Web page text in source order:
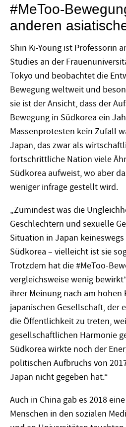
#MeToo-
anderen
Shin Ki-Young ist Professorin
Studies an der
Tokyo und beobachtet die
Bewegung weltweit und
sie ist der Ansicht, dass der
Bewegung in Südkorea ein
Massenprotesten kein Zufall
Japan, das zwar als
fortschrittliche Nation viele
Südkorea aufweist, wo aber
weniger infrage gestellt wird.
„Zumindest was die
Geschlechtern und sexuelle
Situation in Japan
Südkorea – vielleicht ist sie
Trotzdem hat die #MeToo-
vergleichsweise wenig
ihrer Meinung nach am
japanischen Gesellschaft, der
die Öffentlichkeit zu treten,
gesellschaftlichen Harmonie
Südkorea wirkte noch der
politischen Aufbruchs von
Japan nicht gegeben hat.“
Auch in China gab es 2018
Menschen in den sozialen